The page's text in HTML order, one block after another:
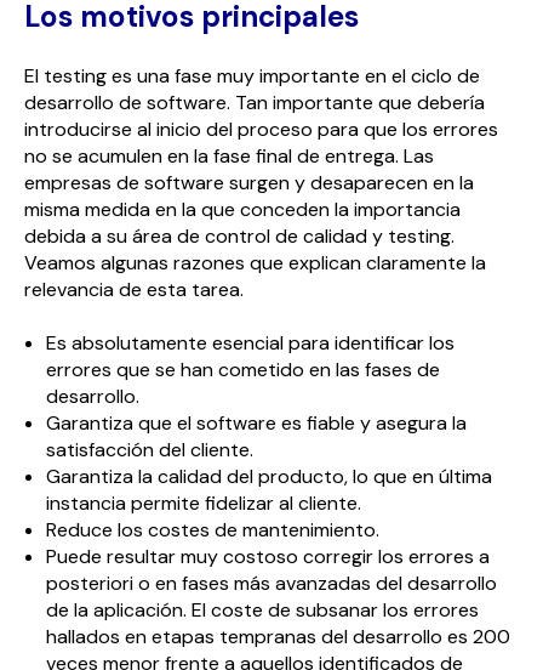
Los motivos principales
El testing es una fase muy importante en el ciclo de
desarrollo de software. Tan importante que debería
introducirse al inicio del proceso para que los errores
no se acumulen en la fase final de entrega. Las
empresas de software surgen y desaparecen en la
misma medida en la que conceden la importancia
debida a su área de control de calidad y testing.
Veamos algunas razones que explican claramente la
relevancia de esta tarea.
Es absolutamente esencial para identificar los
errores que se han cometido en las fases de
desarrollo.
Garantiza que el software es fiable y asegura la
satisfacción del cliente.
Garantiza la calidad del producto, lo que en última
instancia permite fidelizar al cliente.
Reduce los costes de mantenimiento.
Puede resultar muy costoso corregir los errores a
posteriori o en fases más avanzadas del desarrollo
de la aplicación. El coste de subsanar los errores
hallados en etapas tempranas del desarrollo es 200
veces menor frente a aquellos identificados de